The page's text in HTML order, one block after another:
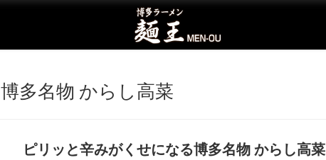
博多名物 からし高菜
ピリッと辛みがくせになる博多名物 からし高菜